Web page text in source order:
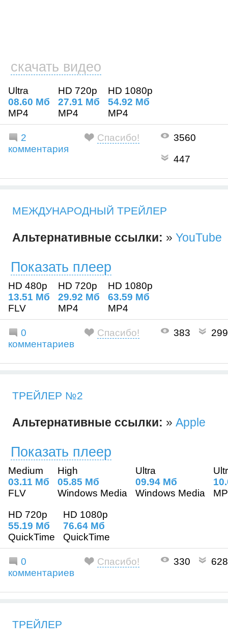
скачать видео
Ultra
08.60 Mб
MP4
HD 720p
27.91 Mб
MP4
HD 1080p
54.92 Mб
MP4
2
комментария
Спасибо!
3560
447
МЕЖДУНАРОДНЫЙ ТРЕЙЛЕР
Альтернативные ссылки: » YouTube
Показать плеер
HD 480p
13.51 Mб
FLV
HD 720p
29.92 Mб
MP4
HD 1080p
63.59 Mб
MP4
0
комментариев
Спасибо! 383 299
ТРЕЙЛЕР №2
Альтернативные ссылки: » Apple
Показать плеер
Medium
03.11 Mб
FLV
High
05.85 Mб
Windows Media
Ultra
09.94 Mб
Windows Media
HD 720p
55.19 Mб
QuickTime
HD 1080p
76.64 Mб
QuickTime
0
комментариев
Спасибо! 330 628
ТРЕЙЛЕР